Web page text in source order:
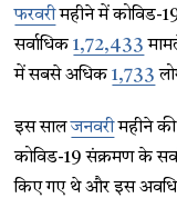
फरवरीमहीने में कोविड-
सर्वाधिक1,72,433
में सबसे अधिक1,733
इस सालजनवरीमहीने की
कोविड-19 संक्रमण के
किए गए थे और इस